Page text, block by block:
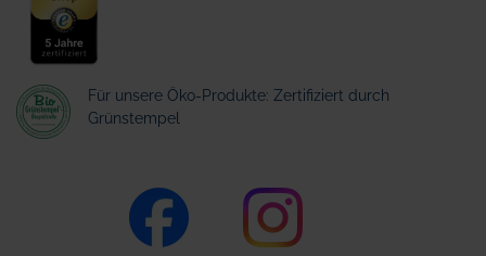
Für unsere Öko-Produkte: Zertifiziert durch
Grünstempel